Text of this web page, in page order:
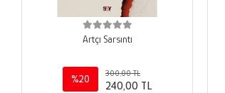
Artçı Sarsıntı
%20
300,00 TL
240,00 TL